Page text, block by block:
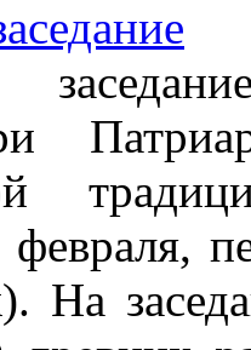
февраля,
На